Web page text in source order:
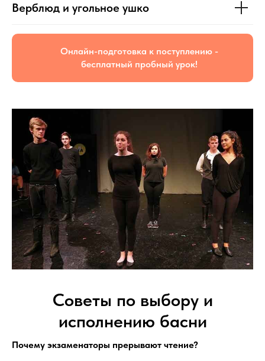
Верблюд и угольное ушко
Онлайн-подготовка к поступлению -
бесплатный пробный урок!
Советы по выбору и
исполнению басни
Почему экзаменаторы прерывают чтение?